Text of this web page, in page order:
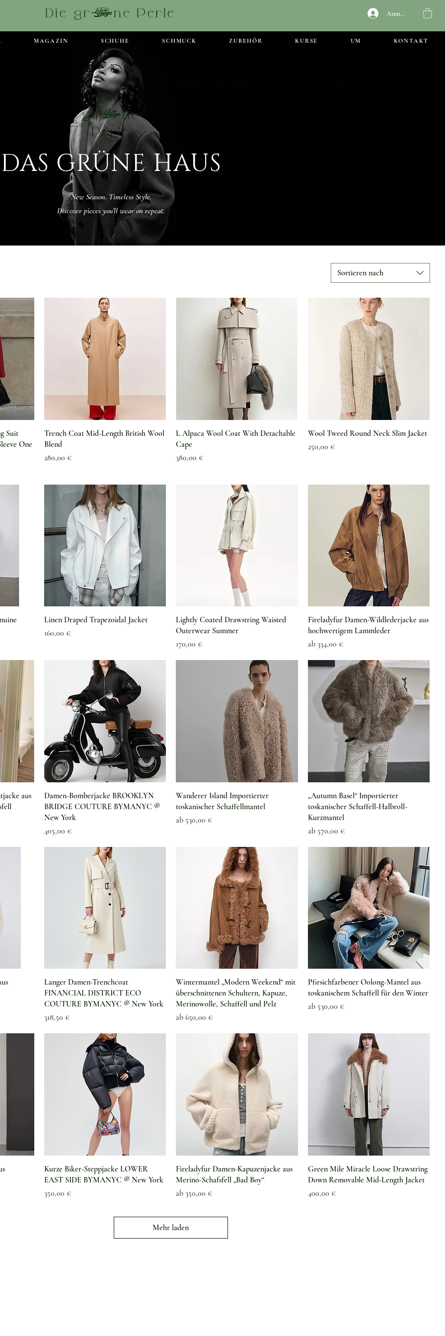
Die grüne Perle Anmelden
MAGAZIN SCHUHE SCHMUCK ZUBEHÖR KURSE UM KONTAKT
Die
grüne
Perle
DAS GRÜNE HAUS
New Season. Timeless Style.
Discover pieces you’ll wear on repeat.
Sortieren nach
Suit
One
Schnellansicht
Trench Coat Mid-Length British Wool
Blend
Preis
280,00 €
Schnellansicht
L Alpaca Wool Coat With Detachable
Cape
Preis
380,00 €
Schnellansicht
Wool Tweed Round Neck Slim Jacket
Preis
250,00 €
Schnellansicht
Linen Draped Trapezoidal Jacket
Preis
160,00 €
Schnellansicht
Lightly Coated Drawstring Waisted
Outerwear Summer
Preis
170,00 €
Schnellansicht
Fireladyfur Damen-Wildlederjacke aus
hochwertigem Lammleder
ab 334,00 €
Sale-Preis
aus
Schnellansicht
Damen-Bomberjacke BROOKLYN
BRIDGE COUTURE BYMANYC ®
New York
Preis
405,00 €
Schnellansicht
Wanderer Island Importierter
toskanischer Schaffellmantel
ab 530,00 €
Sale-Preis
Schnellansicht
„Autumn Basel“ Importierter
toskanischer Schaffell-Halbroll-
Kurzmantel
ab 570,00 €
Sale-Preis
Schnellansicht
Langer Damen-Trenchcoat
FINANCIAL DISTRICT ECO
COUTURE BYMANYC ® New York
Preis
318,50 €
Schnellansicht
Wintermantel „Modern Weekend“ mit
überschnittenen Schultern, Kapuze,
Merinowolle, Schaffell und Pelz
ab 650,00 €
Sale-Preis
Schnellansicht
Pfirsichfarbener Oolong-Mantel aus
toskanischem Schaffell für den Winter
ab 530,00 €
Sale-Preis
Schnellansicht
Kurze Biker-Steppjacke LOWER
EAST SIDE BYMANYC ® New York
Preis
350,00 €
Schnellansicht
Fireladyfur Damen-Kapuzenjacke aus
Merino-Schafsfell „Bad Boy“
ab 350,00 €
Sale-Preis
Schnellansicht
Green Mile Miracle Loose Drawstring
Down Removable Mid-Length Jacket
Preis
400,00 €
Mehr laden